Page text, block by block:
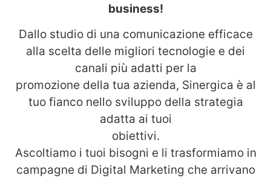
business!
Dallo studio di una comunicazione efficace
alla scelta delle migliori tecnologie e dei
canali più adatti per la
promozione della tua azienda, Sinergica è al
tuo fianco nello sviluppo della strategia
adatta ai tuoi
obiettivi.
Ascoltiamo i tuoi bisogni e li trasformiamo in
campagne di Digital Marketing che arrivano